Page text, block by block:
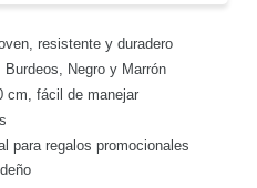
resistente y duradero
Negro y Marrón
cm, fácil de manejar
para regalos promocionales